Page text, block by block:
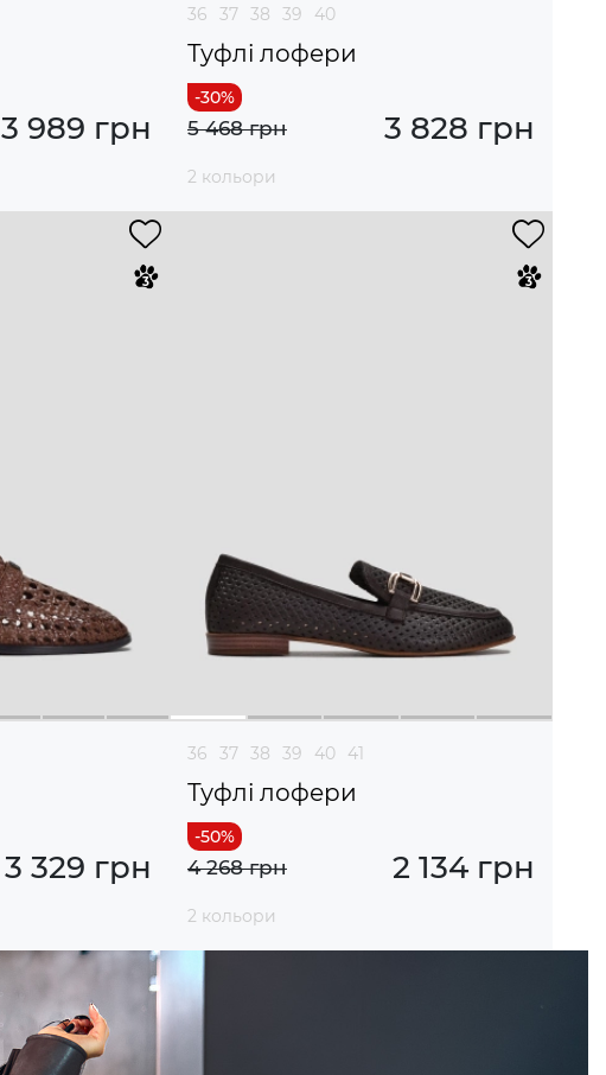
3 989 грн
36 37 38 39 40
Туфлі лофери
3 828 грн
5 468 грн
2 кольори
3 329 грн
36 37 38 39 40 41
Туфлі лофери
2 134 грн
4 268 грн
2 кольори